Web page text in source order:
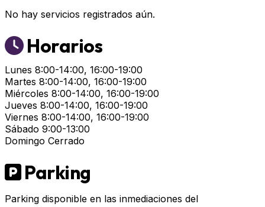
No hay servicios registrados aún.
Horarios
Lunes 8:00-14:00, 16:00-19:00
Martes 8:00-14:00, 16:00-19:00
Miércoles 8:00-14:00, 16:00-19:00
Jueves 8:00-14:00, 16:00-19:00
Viernes 8:00-14:00, 16:00-19:00
Sábado 9:00-13:00
Domingo Cerrado
Parking
Parking disponible en las inmediaciones del